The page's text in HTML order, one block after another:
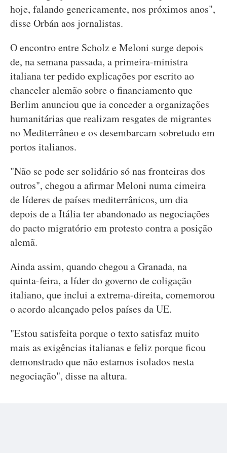
hoje, falando genericamente, nos próximos anos",
disse Orbán aos jornalistas.
O encontro entre Scholz e Meloni surge depois
de, na semana passada, a primeira-ministra
italiana ter pedido explicações por escrito ao
chanceler alemão sobre o financiamento que
Berlim anunciou que ia conceder a organizações
humanitárias que realizam resgates de migrantes
no Mediterrâneo e os desembarcam sobretudo em
portos italianos.
"Não se pode ser solidário só nas fronteiras dos
outros", chegou a afirmar Meloni numa cimeira
de líderes de países mediterrânicos, um dia
depois de a Itália ter abandonado as negociações
do pacto migratório em protesto contra a posição
alemã.
Ainda assim, quando chegou a Granada, na
quinta-feira, a líder do governo de coligação
italiano, que inclui a extrema-direita, comemorou
o acordo alcançado pelos países da UE.
"Estou satisfeita porque o texto satisfaz muito
mais as exigências italianas e feliz porque ficou
demonstrado que não estamos isolados nesta
negociação", disse na altura.